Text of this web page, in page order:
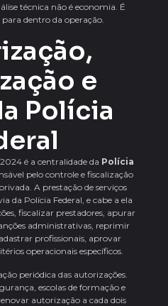
técnica não é economia. É
dentro da operação.
e
Polícia
é a centralidade da Polícia
pelo controle e fiscalização
A prestação de serviços
da Polícia Federal, e cabe a ela
fiscalizar prestadores, apurar
administrativas, reprimir
profissionais, aprovar
operacionais específicos.
periódica das autorizações.
escolas de formação e
autorização a cada dois